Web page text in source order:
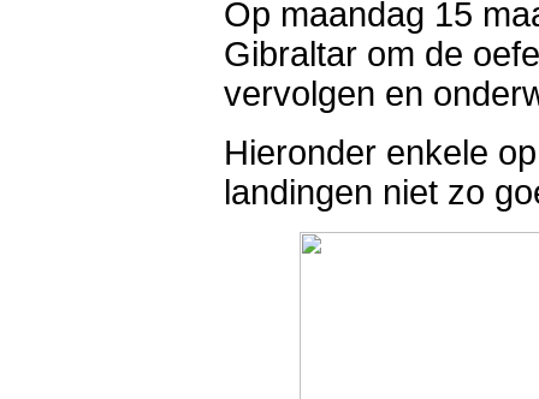
Op maandag 15
Gibraltar om de
vervolgen en
Hieronder enkele
landingen niet zo